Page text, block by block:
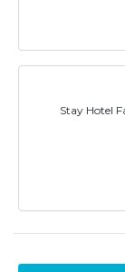
Stay Hotel